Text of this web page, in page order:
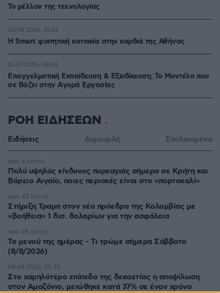
Το μέλλον της τεχνολογίας
Η Smart φοιτητική κατοικία στην καρδιά της Αθήνας
03.08.2026, 10:56
Επαγγελματική Εκπαίδευση & Εξειδίκευση: Το Mοντέλο που
σε Bάζει στην Aγορά Eργασίας
26.07.2026, 09:54
ΡΟΗ ΕΙΔΗΣΕΩΝ
Ειδήσεις Δημοφιλή Σχολιασμένα
Πολύ υψηλός κίνδυνος πυρκαγιάς σήμερα σε Κρήτη και
Βόρειο Αιγαίο, ποιες περιοχές είναι στο «πορτοκαλί»
πριν 6 λεπτά
Στήριξη Τραμπ στον νέο πρόεδρο της Κολομβίας με
«βοήθεια» 1 δισ. δολαρίων για την ασφάλεια
πριν 43 λεπτά
Το μενού της ημέρας - Τι τρώμε σήμερα Σάββατο
(8/8/2026)
πριν 45 λεπτά
Στο χαμηλότερο επίπεδο της δεκαετίας η αποψίλωση
στον Αμαζόνιο, μειώθηκε κατά 37% σε έναν χρόνο
08.08.2026, 05:33